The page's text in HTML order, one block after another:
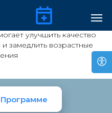
улучшить качество
замедлить возрастные